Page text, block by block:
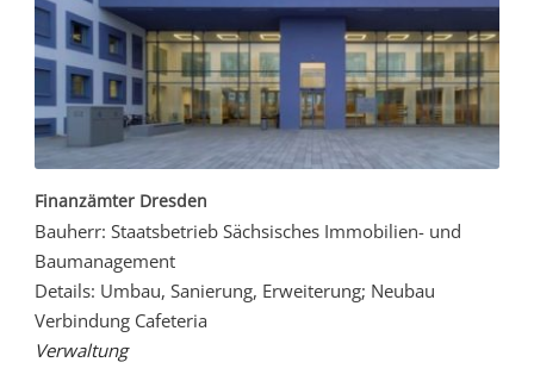
Finanzämter Dresden
Bauherr: Staatsbetrieb Sächsisches Immobilien- und
Baumanagement
Details: Umbau, Sanierung, Erweiterung; Neubau
Verbindung Cafeteria
Verwaltung